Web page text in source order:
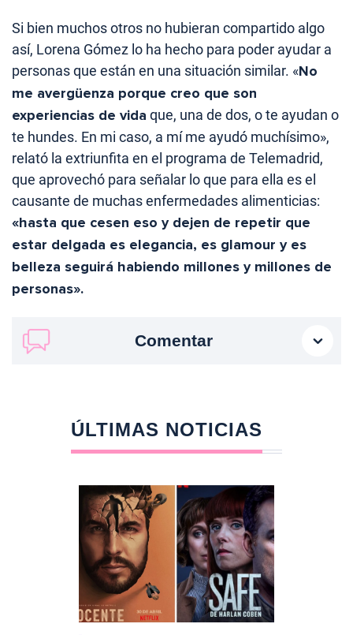
Si bien muchos otros no hubieran compartido algo
así, Lorena Gómez lo ha hecho para poder ayudar a
personas que están en una situación similar. «No
me avergüenza porque creo que son
experiencias de vida que, una de dos, o te ayudan o
te hundes. En mi caso, a mí me ayudó muchísimo»,
relató la extriunfita en el programa de Telemadrid,
que aprovechó para señalar lo que para ella es el
causante de muchas enfermedades alimenticias:
«hasta que cesen eso y dejen de repetir que
estar delgada es elegancia, es glamour y es
belleza seguirá habiendo millones y millones de
personas».
Comentar
ÚLTIMAS NOTICIAS